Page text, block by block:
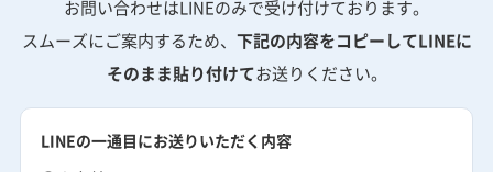
お問い合わせはLINEのみで受け付けております。
スムーズにご案内するため、 下記の内容をコピーしてLINEに
そのまま貼り付けてお送りください。
LINEの一通目にお送りいただく内容